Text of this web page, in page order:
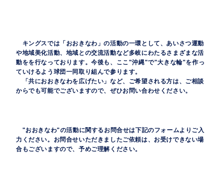
キングスでは「おおきなわ」の活動の一環として、あいさつ運動
や地域美化活動、地域との交流活動など多岐にわたるさまざまな活
動をを行なっております。今後も、ここ"沖縄"で"大きな輪"を作っ
ていけるよう球団一同取り組んで参ります。
「共におおきなわを広げたい」など、ご希望される方は、ご相談
からでも可能でございますので、ぜひお問い合わせください。
"おおきなわ"の活動に関するお問合せは下記のフォームよりご入
力ください。お問合せいただきましたご依頼は、お受けできない場
合もございますので、予めご理解ください。